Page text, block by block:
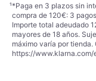
¹*Paga en 3 plazos sin
compra de 120€: 3
Importe total adeudado
mayores de 18 años.
máximo varía por
https://www.klarna.com/